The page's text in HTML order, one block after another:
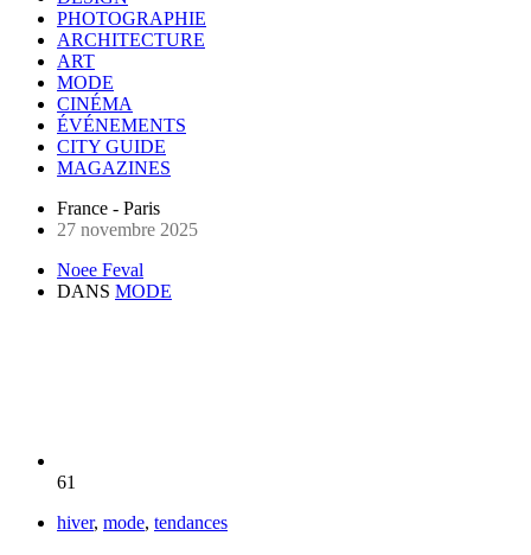
PHOTOGRAPHIE
ARCHITECTURE
ART
MODE
CINÉMA
ÉVÉNEMENTS
CITY GUIDE
MAGAZINES
France - Paris
27 novembre 2025
Noee Feval
DANS MODE
61
hiver, mode, tendances